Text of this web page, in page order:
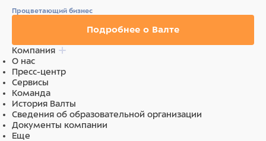
Процветающий бизнес
Подробнее о Валте
Компания
О нас
Пресс-центр
Сервисы
Команда
История Валты
Сведения об образовательной организации
Документы компании
Еще